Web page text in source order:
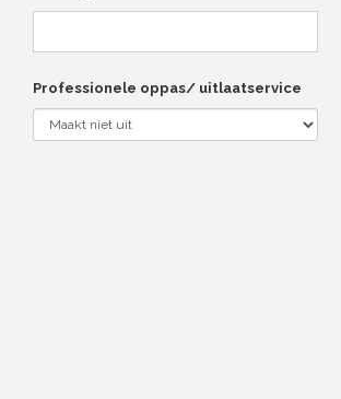
Professionele oppas/ uitlaatservice